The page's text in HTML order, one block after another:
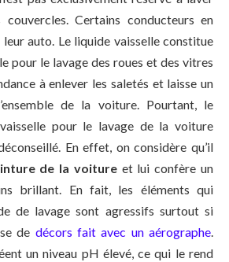
Certains conducteurs en
auto. Le liquide vaisselle constitue
pour le lavage des roues et des vitres
à enlever les saletés et laisse un
de la voiture. Pourtant, le
pour le lavage de la voiture
En effet, on considère qu’il
de la voitureet lui confère un
brillant. En fait, les éléments qui
de lavage sont agressifs surtout si
de décors fait avec un aérographe.
un niveau pH élevé, ce qui le rend